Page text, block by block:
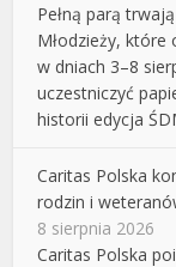
Pełną parą
Młodzieży, które
w dniach 3–8
uczestniczyć
historii edycja
Caritas Polska
rodzin i
8 sierpnia 2026
Caritas Polska